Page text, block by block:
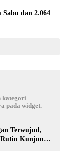
Sabu dan 2.064
kategori
pada widget.
Terwujud,
Rutin Kunjungi